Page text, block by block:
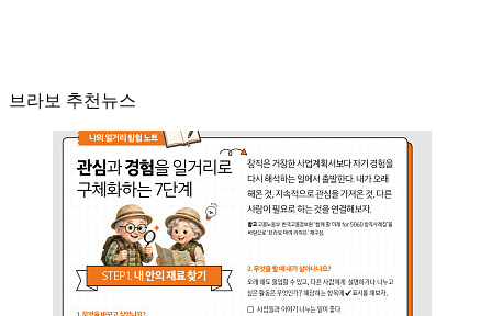
브라보 추천뉴스